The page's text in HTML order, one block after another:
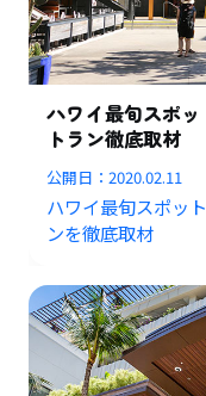
ハワイ最旬スポ
トラン徹底取材
公開日：2020.02.11
ハワイ最旬スポッ
ンを徹底取材